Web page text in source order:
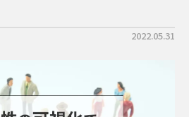
2022.05.31